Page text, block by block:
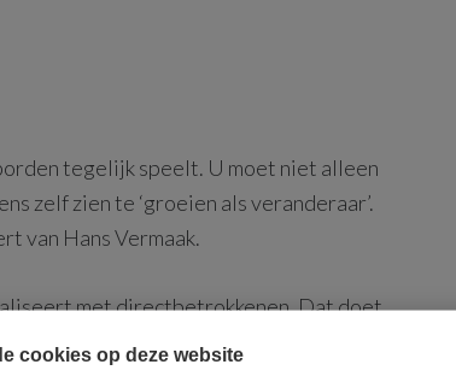
cookies op deze website
tegelijk speelt. U moet niet alleen
zelf zien te ‘groeien als veranderaar’.
van Hans Vermaak.
met directbetrokkenen. Dat doet
doende te leren.